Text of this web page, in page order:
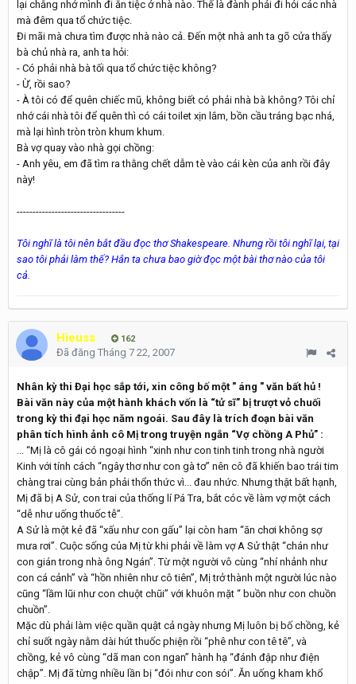
lại chẳng nhớ mình đi ăn tiệc ở nhà nào. Thế là đành phải đi hỏi các nhà
mà đêm qua tổ chức tiệc.
Đi mãi mà chưa tìm được nhà nào cả. Đến một nhà anh ta gõ cửa thấy
bà chủ nhà ra, anh ta hỏi:
- Có phải nhà bà tối qua tổ chức tiệc không?
- Ừ, rồi sao?
- À tôi có để quên chiếc mũ, không biết có phải nhà bà không? Tôi chỉ
nhớ cái nhà tôi để quên thì có cái toilet xịn lắm, bồn cầu tráng bạc nhá,
mà lại hình tròn tròn khum khum.
Bà vợ quay vào nhà gọi chồng:
- Anh yêu, em đã tìm ra thằng chết dẫm tè vào cái kèn của anh rồi đây
này!
----------------------------------
Tôi nghĩ là tôi nên bắt đầu đọc thơ Shakespeare. Nhưng rồi tôi nghĩ lại, tại
sao tôi phải làm thế? Hắn ta chưa bao giờ đọc một bài thơ nào của tôi
cả.
Hieuss 162
Đã đăng Tháng 7 22, 2007
Nhân kỳ thi Đại học sắp tới, xin công bố một " áng " văn bất hủ !
Bài văn này của một hành khách vốn là “tử sĩ” bị trượt vỏ chuối
trong kỳ thi đại học năm ngoái. Sau đây là trích đoạn bài văn
phân tích hình ảnh cô Mị trong truyện ngắn “Vợ chồng A Phủ” :
... “Mị là cô gái có ngoại hình “xinh như con tinh tinh trong nhà người
Kinh với tính cách “ngây thơ như con gà tơ” nên cô đã khiến bao trái tim
chàng trai cùng bản phải thổn thức vì... đau nhức. Nhưng thật bất hạnh,
Mị đã bị A Sử, con trai của thống lí Pá Tra, bắt cóc về làm vợ một cách
“dễ như uống thuốc tễ”.
A Sử là một kẻ đã “xấu như con gấu” lại còn ham “ăn chơi không sợ
mưa rơi”. Cuộc sống của Mị từ khi phải về làm vợ A Sử thật “chán như
con gián trong nhà ông Ngán”. Từ một người vô cùng “nhí nhảnh như
con cá cảnh” và “hồn nhiên như cô tiên”, Mị trở thành một người lúc nào
cũng “lầm lũi như con chuột chũi” với khuôn mặt “ buồn như con chuồn
chuồn”.
Mặc dù phải làm việc quần quật cả ngày nhưng Mị luôn bị bố chồng, kẻ
chỉ suốt ngày nằm dài hút thuốc phiện rồi “phê như con tê tê”, và
chồng, kẻ vô cùng “dã man con ngan” hành hạ “đánh đập như điện
chập”. Mị đã từng nhiều lần bị “đói như con sói”. Ăn uống kham khổ